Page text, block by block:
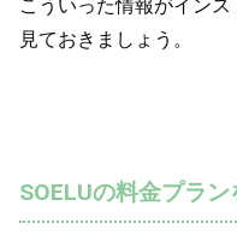
こういった情報がイン
見ておきましょう。
SOELUの料金プラ